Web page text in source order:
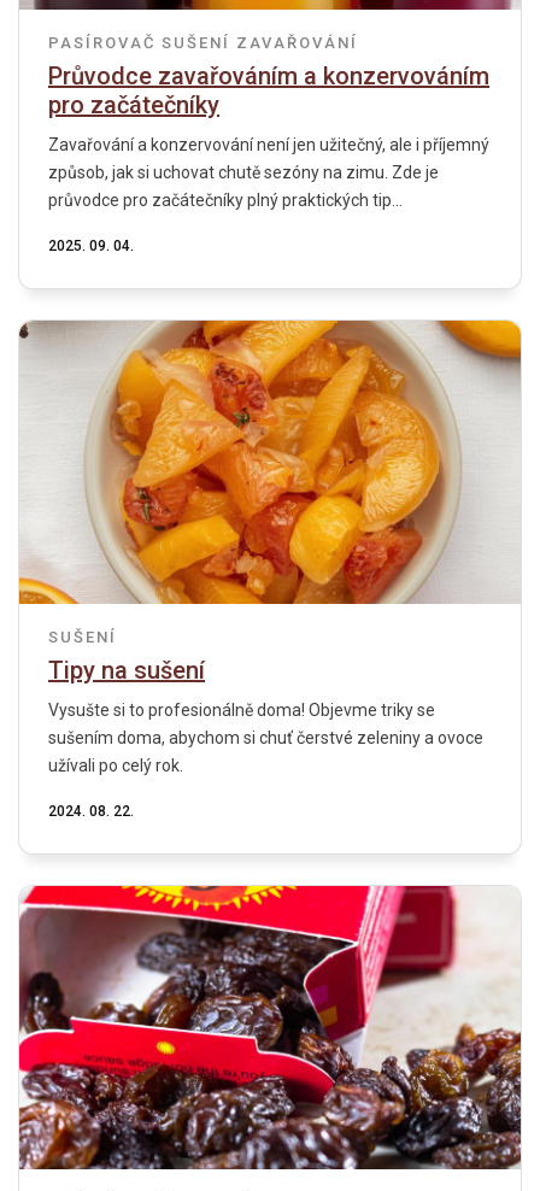
PASÍROVAČ SUŠENÍ ZAVAŘOVÁNÍ
Průvodce zavařováním a konzervováním
pro začátečníky
Zavařování a konzervování není jen užitečný, ale i příjemný
způsob, jak si uchovat chutě sezóny na zimu. Zde je
průvodce pro začátečníky plný praktických tip...
2025. 09. 04.
SUŠENÍ
Tipy na sušení
Vysušte si to profesionálně doma! Objevme triky se
sušením doma, abychom si chuť čerstvé zeleniny a ovoce
užívali po celý rok.
2024. 08. 22.